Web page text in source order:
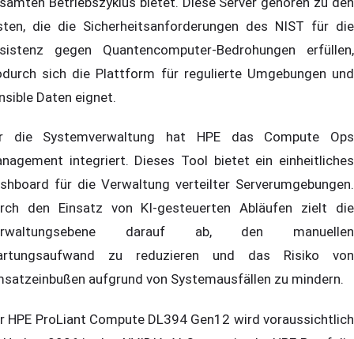
die die Sicherheitsanforderungen des NIST für die
gegen Quantencomputer-Bedrohungen erfüllen,
sich die Plattform für regulierte Umgebungen und
Daten eignet.
die Systemverwaltung hat HPE das Compute Ops
integriert. Dieses Tool bietet ein einheitliches
für die Verwaltung verteilter Serverumgebungen.
den Einsatz von KI-gesteuerten Abläufen zielt die
darauf ab, den manuellen
zu reduzieren und das Risiko von
aufgrund von Systemausfällen zu mindern.
HPE ProLiant Compute DL394 Gen12 wird voraussichtlich